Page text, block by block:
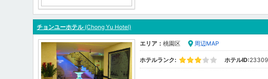
チョンユーホテル(Chong Yu Hotel)
エリア： 桃園区 周辺MAP
ホテルランク: ホテルID: